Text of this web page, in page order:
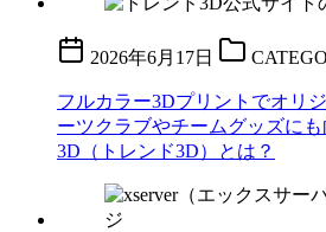
2026年6月17日
フルカラー3Dプリントでオリ
ーツクラブやチームグッズにも
3D（トレンド3D）とは？